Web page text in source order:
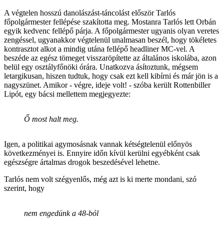
A végtelen hosszú danolászást-táncolást először Tarlós
főpolgármester fellépése szakította meg. Mostanra Tarlós lett Orbán
egyik kedvenc fellépő párja. A főpolgármester ugyanis olyan veretes
zengéssel, ugyanakkor végtelenül unalmasan beszél, hogy tökéletes
kontrasztot alkot a mindig utána fellépő headliner MC-vel. A
beszéde az egész tömeget visszaröpítette az általános iskolába, azon
belül egy osztályfőnöki órára. Unatkozva ásítoztunk, mégsem
letargikusan, hiszen tudtuk, hogy csak ezt kell kibírni és már jön is a
nagyszünet. Amikor - végre, ideje volt! - szóba került Rottenbiller
Lipót, egy bácsi mellettem megjegyezte:
Ő most halt meg.
Igen, a politikai agymosásnak vannak kétségtelenül előnyös
következményei is. Ennyire időn kívül kerülni egyébként csak
egészségre ártalmas drogok beszedésével lehetne.
Tarlós nem volt szégyenlős, még azt is ki merte mondani, szó
szerint, hogy
nem engedünk a 48-ból